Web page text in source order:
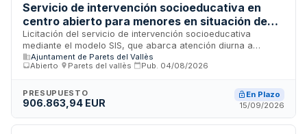
Servicio de intervención socioeducativa en
centro abierto para menores en situación de
vulnerabilidad del Ayuntamiento de Parets del
Vallès
Licitación del servicio de intervención socioeducativa
mediante el modelo SIS, que abarca atención diurna a
menores con situaciones de vulnerabilidad y apoyo a
familias con dificultades en competencias parentales en el
rehabilitación de competencias parentales, espacios de
referencia para menores, trabajo en socialización y
sociales.
Ajuntament de Parets del Vallès
Abierto
Parets del vallès Pub. 04/08/2026
PRESUPUESTO
906.863,94 EUR
En Plazo
15/09/2026